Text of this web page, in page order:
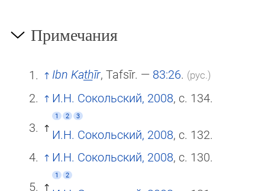
Примечания
Ibn Kat̲h̲īr, Tafsīr. — 83:26. (рус.)
И.Н. Сокольский, 2008, с. 134.
1 2 3
И.Н. Сокольский, 2008, с. 132.
И.Н. Сокольский, 2008, с. 130.
1 2